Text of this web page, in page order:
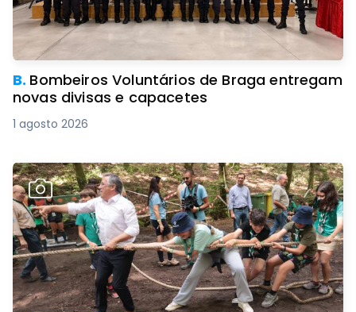
B. Bombeiros Voluntários de Braga entregam
novas divisas e capacetes
1 agosto 2026